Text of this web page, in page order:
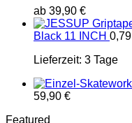
ab 39,90 €
Black 11 INCH 0,79
Lieferzeit: 3 Tage
59,90 €
Featured